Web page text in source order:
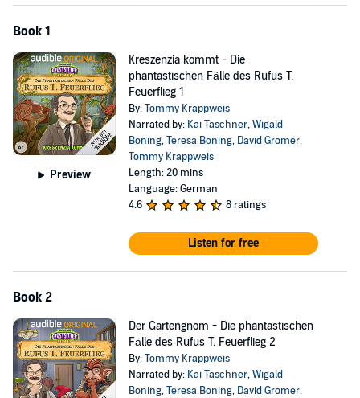
Book 1
Preview
Kreszenzia kommt - Die
phantastischen Fälle des Rufus T.
Feuerflieg 1
By:Tommy Krappweis
Narrated by: Kai Taschner,Wigald
Boning,Teresa Boning, David Gromer,
Tommy Krappweis
Length: 20 mins
Language: German
4.6
8 ratings
Listen for free
Book 2
Der Gartengnom - Die phantastischen
Fälle des Rufus T. Feuerflieg 2
By:Tommy Krappweis
Narrated by: Kai Taschner,Wigald
Boning,Teresa Boning, David Gromer,